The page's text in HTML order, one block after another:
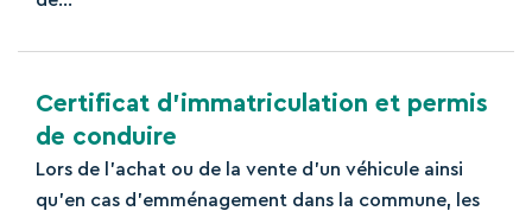
Certificat d’immatriculation et permis
de conduire
Lors de l'achat ou de la vente d'un véhicule ainsi
qu'en cas d'emménagement dans la commune, les